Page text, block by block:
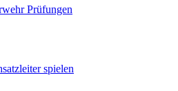
Prüfungen
spielen